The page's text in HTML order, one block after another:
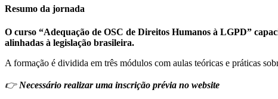
Resumo da jornada
O curso “Adequação de OSC de Direitos Humanos à LGPD”
alinhadas à legislação brasileira.
A formação é dividida em três módulos com aulas teóricas e práticas
👉 Necessário realizar uma inscrição prévia no website